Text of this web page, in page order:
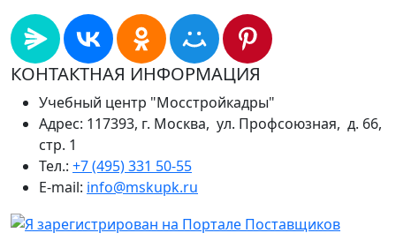
КОНТАКТНАЯ ИНФОРМАЦИЯ
Учебный центр "Мосстройкадры"
Адрес: 117393, г. Москва, ул. Профсоюзная, д. 66,
стр. 1
Тел.: +7 (495) 331 50-55
E-mail: info@mskupk.ru